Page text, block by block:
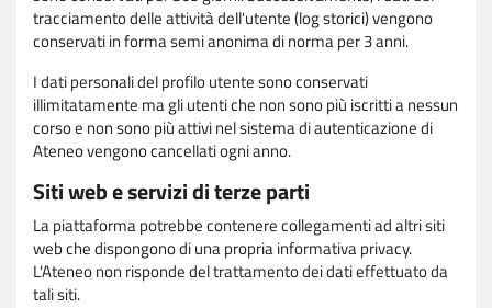
tracciamento delle attività dell'utente (log storici) vengono
conservati in forma semi anonima di norma per 3 anni.
I dati personali del profilo utente sono conservati
illimitatamente ma gli utenti che non sono più iscritti a nessun
corso e non sono più attivi nel sistema di autenticazione di
Ateneo vengono cancellati ogni anno.
Siti web e servizi di terze parti
La piattaforma potrebbe contenere collegamenti ad altri siti
web che dispongono di una propria informativa privacy.
L'Ateneo non risponde del trattamento dei dati effettuato da
tali siti.